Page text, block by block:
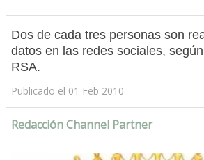
Dos de cada tres personas son
datos en las redes sociales,
RSA.
Publicado el 01 Feb 2010
Redacción Channel Partner